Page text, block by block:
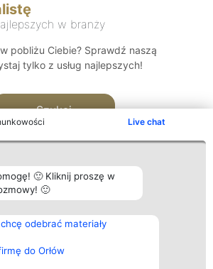
Live chat
🙂 Kliknij proszę w
🙂
odebrać materiały
do Orłów
w branży
pobliżu Ciebie? Sprawdź naszą
tylko z usług najlepszych!
Szukaj
Plebiscyt
Laureaci
wszystkich
Laureatów
Kontakt
Kontakt